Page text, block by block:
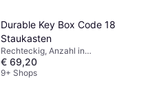
Durable Key Box Code 18
Staukasten
Rechteckig, Anzahl in
Verpackung: 1, Material: Metall,
Kunststoff, Aluminium
€ 69,20
9+ Shops